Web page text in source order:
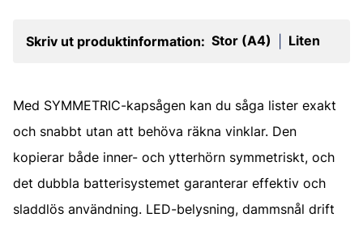
Skriv ut produktinformation: Stor (A4) Liten
Med SYMMETRIC-kapsågen kan du såga lister exakt
och snabbt utan att behöva räkna vinklar. Den
kopierar både inner- och ytterhörn symmetriskt, och
det dubbla batterisystemet garanterar effektiv och
sladdlös användning. LED-belysning, dammsnål drift